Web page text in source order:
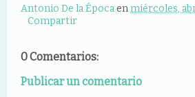
Antonio De la Épocaenmiércoles,
Compartir
0 Comentarios:
Publicar un comentario